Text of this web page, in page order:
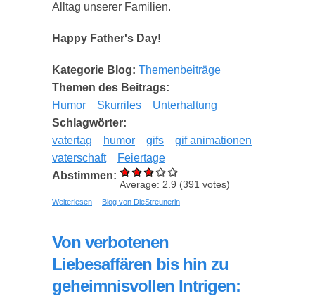
Alltag unserer Familien.
Happy Father's Day!
Kategorie Blog: Themenbeiträge
Themen des Beitrags:
Humor
Skurriles
Unterhaltung
Schlagwörter:
vatertag
humor gifs
gif animationen
vaterschaft
Feiertage
Abstimmen:
Average: 2.9 (391 votes)
Weiterlesen über Die lustigsten und coolsten GIFs zum
Blog von DieStreunerin
Von verbotenen
Liebesaffären bis hin zu
geheimnisvollen Intrigen: